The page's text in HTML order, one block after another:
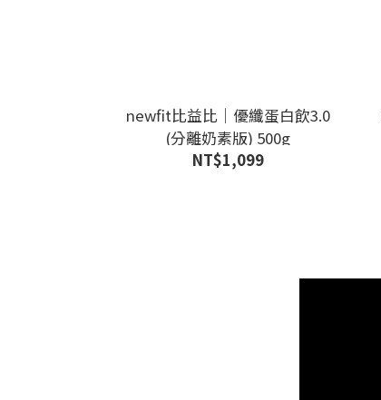
newfit比益比｜優纖蛋白飲3.0
(分離奶素版) 500g
NT$1,099